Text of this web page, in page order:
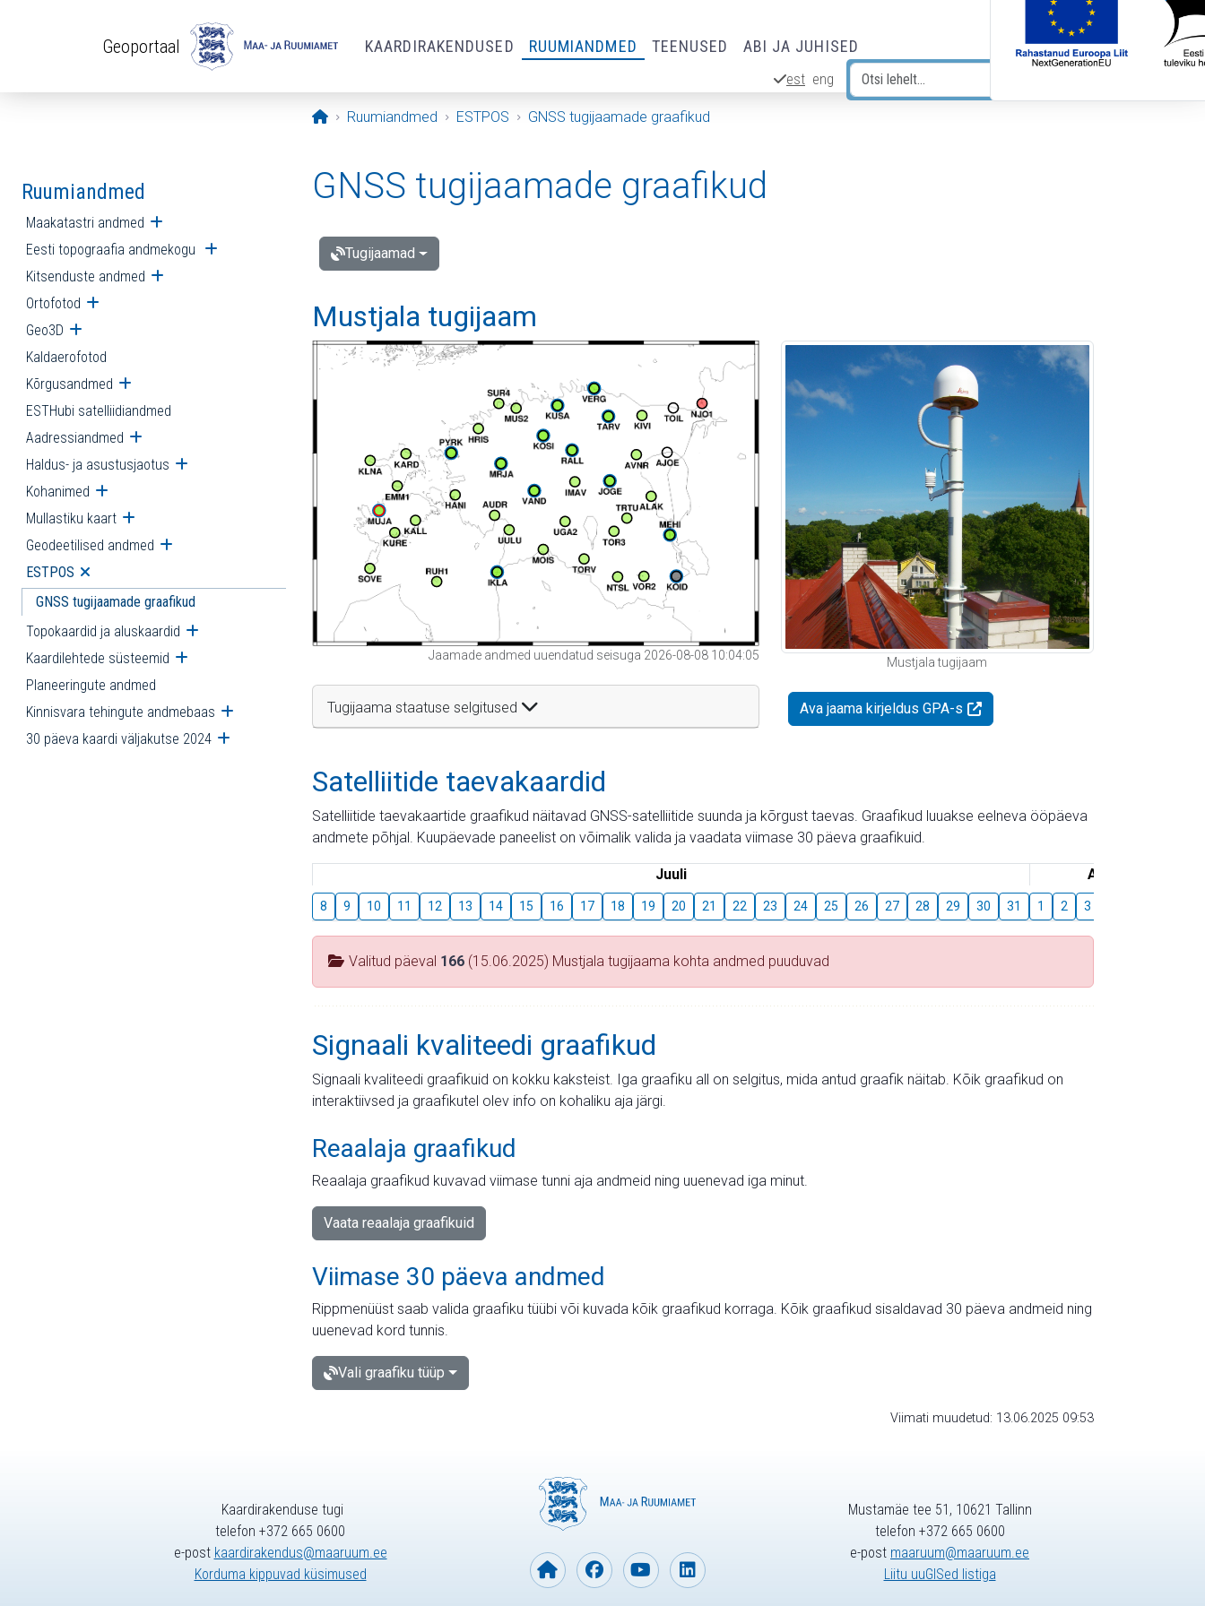
Geoportaal KAARDIRAKENDUSED RUUMIANDMED TEENUSED ABI JA JUHISED
est eng
Avaleht
Ruumiandmed ESTPOS GNSS tugijaamade graafikud
Ruumiandmed
Maakatastri andmed Ava alammenüü
Eesti topograafia andmekogu Ava alammenüü
Kitsenduste andmed Ava alammenüü
Ortofotod Ava alammenüü
Geo3D Ava alammenüü
Kaldaerofotod
Kõrgusandmed Ava alammenüü
ESTHubi satelliidiandmed
Aadressiandmed Ava alammenüü
Haldus- ja asustusjaotus Ava alammenüü
Kohanimed Ava alammenüü
Mullastiku kaart Ava alammenüü
Geodeetilised andmed Ava alammenüü
ESTPOS Ava alammenüü
GNSS tugijaamade graafikud
Topokaardid ja aluskaardid Ava alammenüü
Kaardilehtede süsteemid Ava alammenüü
Planeeringute andmed
Kinnisvara tehingute andmebaas Ava alammenüü
30 päeva kaardi väljakutse 2024 Ava alammenüü
GNSS tugijaamade graafikud
Tugijaamad
Mustjala tugijaam
Jaamade andmed uuendatud seisuga 2026-08-08 10:04:05
Tugijaama staatuse selgitused
Mustjala tugijaam
Ava jaama kirjeldus GPA-s
Satelliitide taevakaardid
Satelliitide taevakaartide graafikud näitavad GNSS-satelliitide suunda ja kõrgust taevas. Graafikud luuakse eelneva ööpäeva
andmete põhjal. Kuupäevade paneelist on võimalik valida ja vaadata viimase 30 päeva graafikuid.
Juuli August
8 9 10 11 12 13 14 15 16 17 18 19 20 21 22 23 24 25 26 27 28 29 30 31 1 2 3
Valitud päeval 166 (15.06.2025) Mustjala tugijaama kohta andmed puuduvad
Signaali kvaliteedi graafikud
Signaali kvaliteedi graafikuid on kokku kaksteist. Iga graafiku all on selgitus, mida antud graafik näitab. Kõik graafikud on
interaktiivsed ja graafikutel olev info on kohaliku aja järgi.
Reaalaja graafikud
Reaalaja graafikud kuvavad viimase tunni aja andmeid ning uuenevad iga minut.
Vaata reaalaja graafikuid
Viimase 30 päeva andmed
Rippmenüüst saab valida graafiku tüübi või kuvada kõik graafikud korraga. Kõik graafikud sisaldavad 30 päeva andmeid ning
uuenevad kord tunnis.
Vali graafiku tüüp
Viimati muudetud: 13.06.2025 09:53
Kaardirakenduse tugi
telefon +372 665 0600
e-post kaardirakendus@maaruum.ee
Korduma kippuvad küsimused
Mustamäe tee 51, 10621 Tallinn
telefon +372 665 0600
e-post maaruum@maaruum.ee
Liitu uuGISed listiga